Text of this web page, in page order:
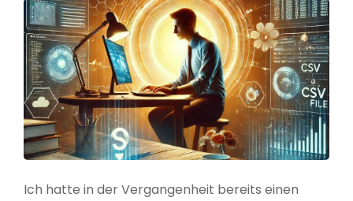
Ich hatte in der Vergangenheit bereits einen